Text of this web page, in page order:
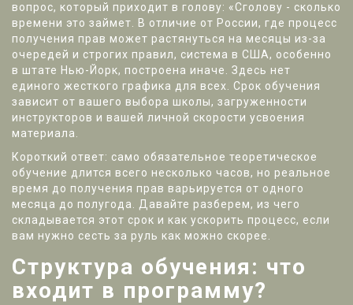
вопрос, который приходит в голову: «Сголову - сколько
времени это займет. В отличие от России, где процесс
получения прав может растянуться на месяцы из-за
очередей и строгих правил, система в США, особенно
в штате Нью-Йорк, построена иначе. Здесь нет
единого жесткого графика для всех. Срок обучения
зависит от вашего выбора школы, загруженности
инструкторов и вашей личной скорости усвоения
материала.
Короткий ответ: само обязательное теоретическое
обучение длится всего несколько часов, но реальное
время до получения прав варьируется от одного
месяца до полугода. Давайте разберем, из чего
складывается этот срок и как ускорить процесс, если
вам нужно сесть за руль как можно скорее.
Структура обучения: что
входит в программу?